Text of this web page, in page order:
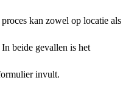
kan zowel op locatie als
beide gevallen is het
invult.